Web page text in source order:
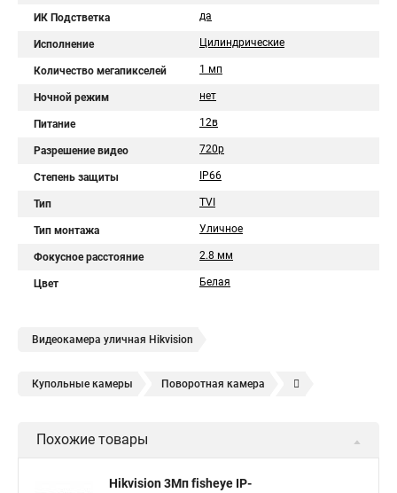
ИК Подстветка да
Исполнение Цилиндрические
Количество мегапикселей 1 мп
Ночной режим нет
Питание 12в
Разрешение видео 720p
Степень защиты IP66
Тип TVI
Тип монтажа Уличное
Фокусное расстояние 2.8 мм
Цвет Белая
Видеокамера уличная Hikvision
Купольные камеры Поворотная камера
Камера видеонаблюдения hikvision
Похожие товары
Hikvision 3Мп fisheye IP-